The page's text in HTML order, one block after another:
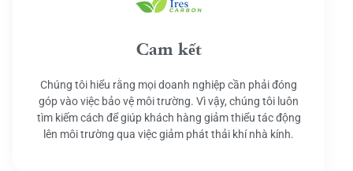
Cam kết
Chúng tôi hiểu rằng mọi doanh nghiệp cần phải đóng
góp vào việc bảo vệ môi trường. Vì vậy, chúng tôi luôn
tìm kiếm cách để giúp khách hàng giảm thiểu tác động
lên môi trường qua việc giảm phát thải khí nhà kính.